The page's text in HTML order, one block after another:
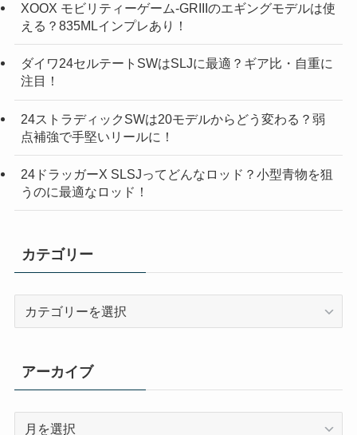
XOOX モビリティーゲーム-GRIIIのエギングモデルは使
える？835MLインプレあり！
ダイワ24セルテートSWはSLJに最適？ギア比・自重に
注目！
24ストラディックSWは20モデルからどう変わる？弱
点補強で手堅いリールに！
24ドラッガーX SLSJってどんなロッド？小型青物を狙
うのに最適なロッド！
カテゴリー
リ
ー
アーカイブ